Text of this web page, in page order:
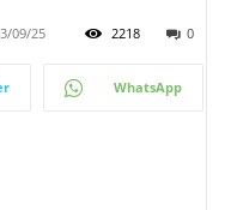
09/25 0
2218
WhatsApp